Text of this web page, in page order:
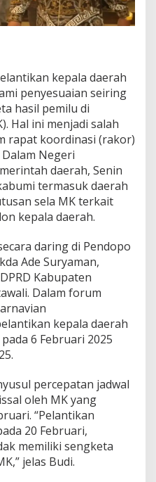
kepala daerah
penyesuaian seiring
hasil pemilu di
Hal ini menjadi salah
rapat koordinasi (rakor)
Negeri
daerah, Senin
termasuk daerah
sela MK terkait
kepala daerah.
daring di Pendopo
Ade Suryaman,
Kabupaten
Dalam forum
kepala daerah
6 Februari 2025
percepatan jadwal
oleh MK yang
“Pelantikan
20 Februari,
memiliki sengketa
jelas Budi.